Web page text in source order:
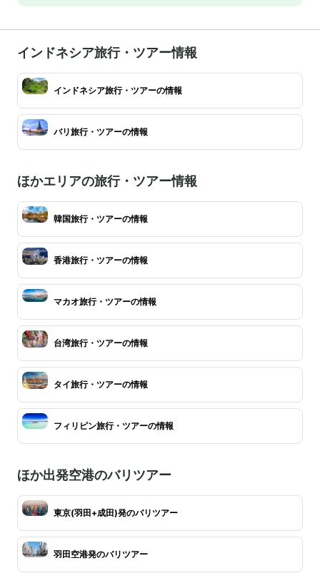
インドネシア旅行・ツアー情報
インドネシア旅行・ツアーの情報
バリ旅行・ツアーの情報
ほかエリアの旅行・ツアー情報
韓国旅行・ツアーの情報
香港旅行・ツアーの情報
マカオ旅行・ツアーの情報
台湾旅行・ツアーの情報
タイ旅行・ツアーの情報
フィリピン旅行・ツアーの情報
ほか出発空港のバリツアー
東京(羽田+成田)発のバリツアー
羽田空港発のバリツアー